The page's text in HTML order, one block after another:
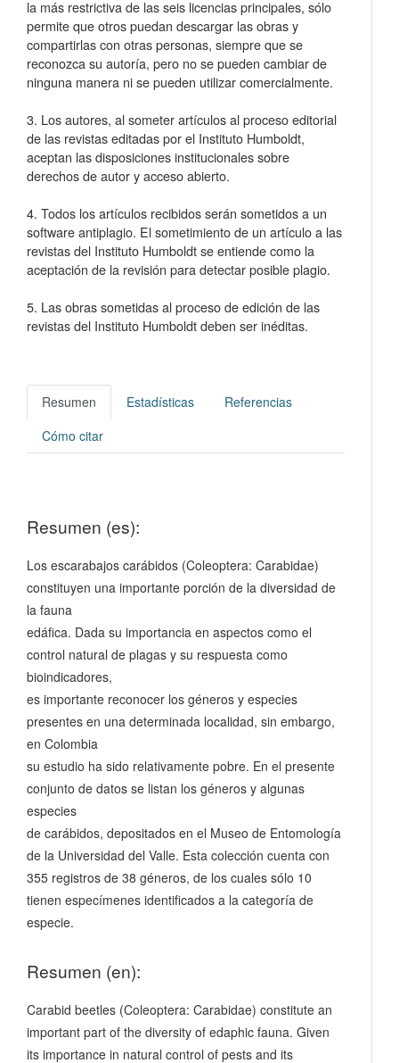
Resumen Estadísticas
Referencias
Cómo citar
Resumen (es):
Los escarabajos carábidos (Coleoptera: Carabidae)
constituyen una importante porción de la diversidad de
la fauna
edáfica. Dada su importancia en aspectos como el
control natural de plagas y su respuesta como
bioindicadores,
es importante reconocer los géneros y especies
presentes en una determinada localidad, sin embargo,
en Colombia
su estudio ha sido relativamente pobre. En el presente
conjunto de datos se listan los géneros y algunas
especies
de carábidos, depositados en el Museo de Entomología
de la Universidad del Valle. Esta colección cuenta con
355 registros de 38 géneros, de los cuales sólo 10
tienen especímenes identificados a la categoría de
especie.
Resumen (en):
Carabid beetles (Coleoptera: Carabidae) constitute an
important part of the diversity of edaphic fauna. Given
its importance in natural control of pests and its
la más restrictiva de las seis licencias principales, sólo
permite que otros puedan descargar las obras y
compartirlas con otras personas, siempre que se
reconozca su autoría, pero no se pueden cambiar de
ninguna manera ni se pueden utilizar comercialmente.
3. Los autores, al someter artículos al proceso editorial
de las revistas editadas por el Instituto Humboldt,
aceptan las disposiciones institucionales sobre
derechos de autor y acceso abierto.
4. Todos los artículos recibidos serán sometidos a un
software antiplagio. El sometimiento de un artículo a las
revistas del Instituto Humboldt se entiende como la
aceptación de la revisión para detectar posible plagio.
5. Las obras sometidas al proceso de edición de las
revistas del Instituto Humboldt deben ser inéditas.